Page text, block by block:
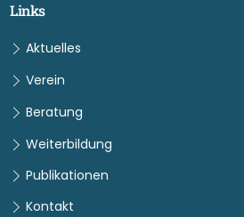
Links
Aktuelles
Verein
Beratung
Weiterbildung
Publikationen
Kontakt